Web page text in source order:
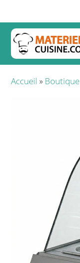
contenu
Accueil » Boutique